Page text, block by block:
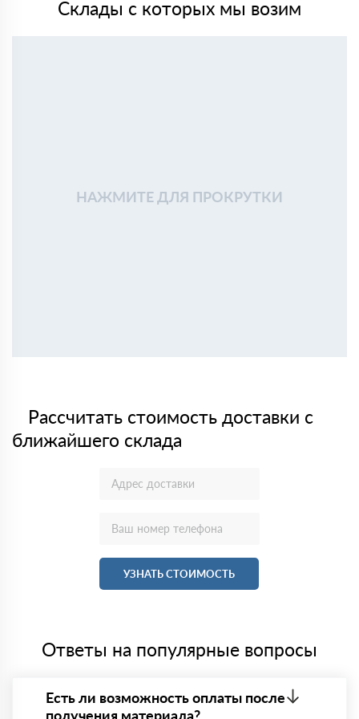
Склады с которых мы возим
НАЖМИТЕ ДЛЯ ПРОКРУТКИ
Рассчитать стоимость доставки с
ближайшего склада
УЗНАТЬ СТОИМОСТЬ
Ответы на популярные вопросы
Есть ли возможность оплаты после
получения материала?